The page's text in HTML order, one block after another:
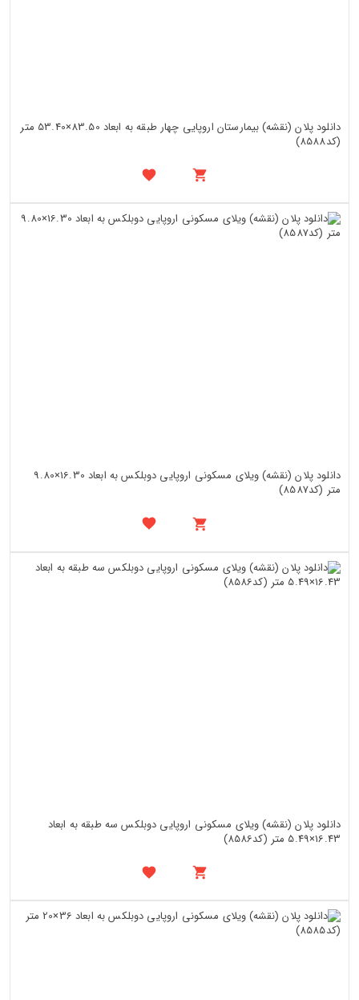
دانلود پلان (نقشه) بیمارستان اروپایی چهار طبقه به ابعاد 83.50×53.40 متر
(کد8588)
دانلود پلان (نقشه) ویلای مسکونی اروپایی دوبلکس به ابعاد 16.30×9.80
متر (کد8587)
دانلود پلان (نقشه) ویلای مسکونی اروپایی دوبلکس سه طبقه به ابعاد
16.43×5.49 متر (کد8586)